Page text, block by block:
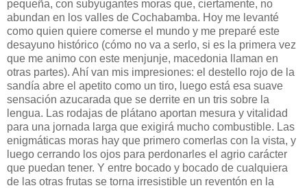
pequeña, con subyugantes moras que, ciertamente, no
abundan en los valles de Cochabamba. Hoy me levanté
como quien quiere comerse el mundo y me preparé este
desayuno histórico (cómo no va a serlo, si es la primera vez
que me animo con este menjunje, macedonia llaman en
otras partes). Ahí van mis impresiones: el destello rojo de la
sandía abre el apetito como un tiro, luego está esa suave
sensación azucarada que se derrite en un tris sobre la
lengua. Las rodajas de plátano aportan mesura y vitalidad
para una jornada larga que exigirá mucho combustible. Las
enigmáticas moras hay que primero comerlas con la vista, y
luego cerrando los ojos para perdonarles el agrio carácter
que puedan tener. Y entre bocado y bocado de cualquiera
de las otras frutas se torna irresistible un reventón en la